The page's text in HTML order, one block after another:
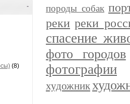
-
(8)
породы собак
реки реки
спасение
фото городов
фотографии
художник